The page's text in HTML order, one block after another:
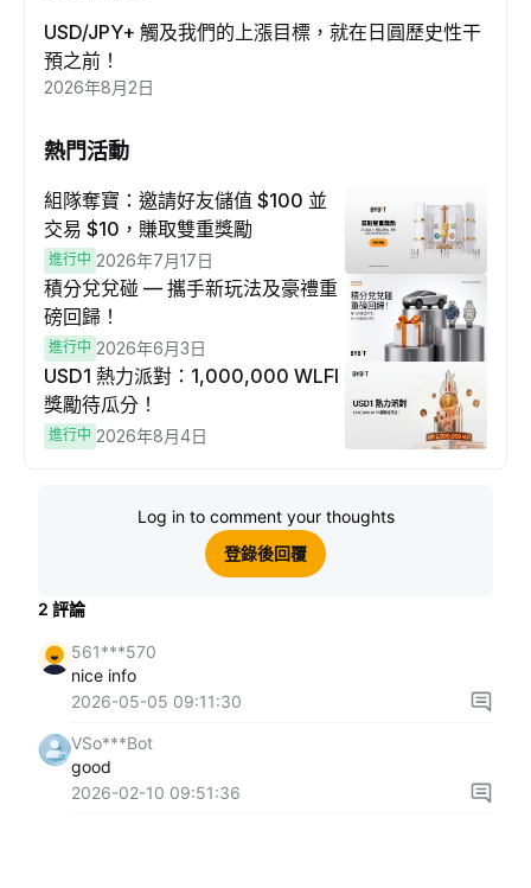
USD/JPY+ 觸及我們的上漲目標，就在日圓歷史性干
預之前！
2026年8月2日
熱門活動
組隊奪寶：邀請好友儲值 $100 並
交易 $10，賺取雙重獎勵
進行中 2026年7月17日
積分兌兌碰 — 攜手新玩法及豪禮重
磅回歸！
進行中 2026年6月3日
USD1 熱力派對：1,000,000 WLFI
獎勵待瓜分！
進行中 2026年8月4日
Log in to comment your thoughts
登錄後回覆
2 評論
561***570
nice info
2026-05-05 09:11:30
VSo***Bot
good
2026-02-10 09:51:36